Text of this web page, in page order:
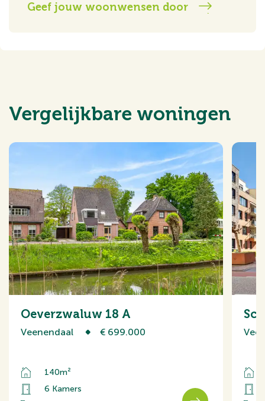
Geef jouw woonwensen door
Vergelijkbare woningen
Oeverzwaluw 18 A
Veenendaal € 699.000
140m²
6 Kamers